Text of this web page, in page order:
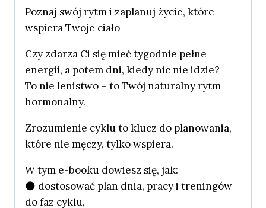
Poznaj swój rytm i zaplanuj życie, które
wspiera Twoje ciało
Czy zdarza Ci się mieć tygodnie pełne
energii, a potem dni, kiedy nic nie idzie?
To nie lenistwo – to Twój naturalny rytm
hormonalny.
Zrozumienie cyklu to klucz do planowania,
które nie męczy, tylko wspiera.
W tym e-booku dowiesz się, jak:
🌑 dostosować plan dnia, pracy i treningów
do faz cyklu,